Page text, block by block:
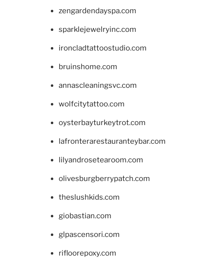
zengardendayspa.com
sparklejewelryinc.com
ironcladtattoostudio.com
bruinshome.com
annascleaningsvc.com
wolfcitytattoo.com
oysterbayturkeytrot.com
lafronterarestauranteybar.com
lilyandrosetearoom.com
olivesburgberrypatch.com
theslushkids.com
giobastian.com
glpascensori.com
rifloorepoxy.com